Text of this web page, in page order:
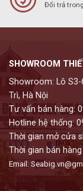
Đổi trả
SHOWROOM
Showroom: Lô S3-
Trì, Hà Nội
Tư vấn bán hàng:
Hotline hệ thống:
Thời gian mở cửa
Thời gian bán
Email: